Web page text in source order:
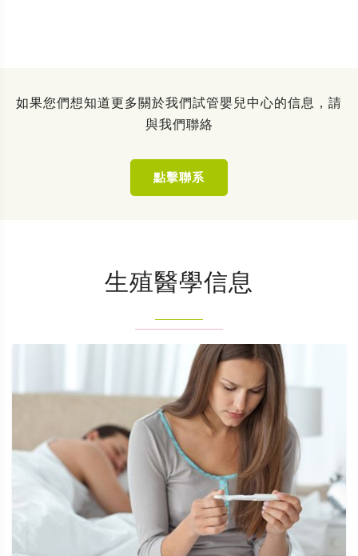
如果您們想知道更多關於我們試管嬰兒中心的信息，請
與我們聯絡
點擊聯系
生殖醫學信息